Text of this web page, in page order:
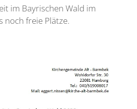
im Bayrischen Wald im
noch freie Plätze.